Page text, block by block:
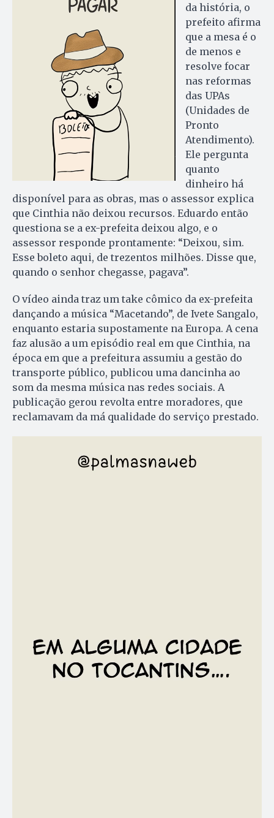
da história, o
prefeito afirma
que a mesa é o
de menos e
resolve focar
nas reformas
das UPAs
(Unidades de
Pronto
Atendimento).
Ele pergunta
quanto
dinheiro há
disponível para as obras, mas o assessor explica
que Cinthia não deixou recursos. Eduardo então
questiona se a ex-prefeita deixou algo, e o
assessor responde prontamente: “Deixou, sim.
Esse boleto aqui, de trezentos milhões. Disse que,
quando o senhor chegasse, pagava”.
O vídeo ainda traz um take cômico da ex-prefeita
dançando a música “Macetando”, de Ivete Sangalo,
enquanto estaria supostamente na Europa. A cena
faz alusão a um episódio real em que Cinthia, na
época em que a prefeitura assumiu a gestão do
transporte público, publicou uma dancinha ao
som da mesma música nas redes sociais. A
publicação gerou revolta entre moradores, que
reclamavam da má qualidade do serviço prestado.